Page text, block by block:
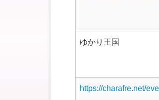
ゆかり王国
https://charafre.net/